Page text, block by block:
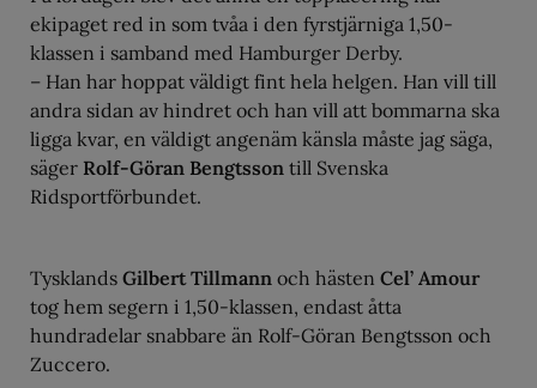
ekipaget red in som tvåa i den fyrstjärniga 1,50-
klassen i samband med Hamburger Derby.
– Han har hoppat väldigt fint hela helgen. Han vill till
andra sidan av hindret och han vill att bommarna ska
ligga kvar, en väldigt angenäm känsla måste jag säga,
säger Rolf-Göran Bengtsson till Svenska
Ridsportförbundet.
Tysklands Gilbert Tillmann och hästen Cel’ Amour
tog hem segern i 1,50-klassen, endast åtta
hundradelar snabbare än Rolf-Göran Bengtsson och
Zuccero.